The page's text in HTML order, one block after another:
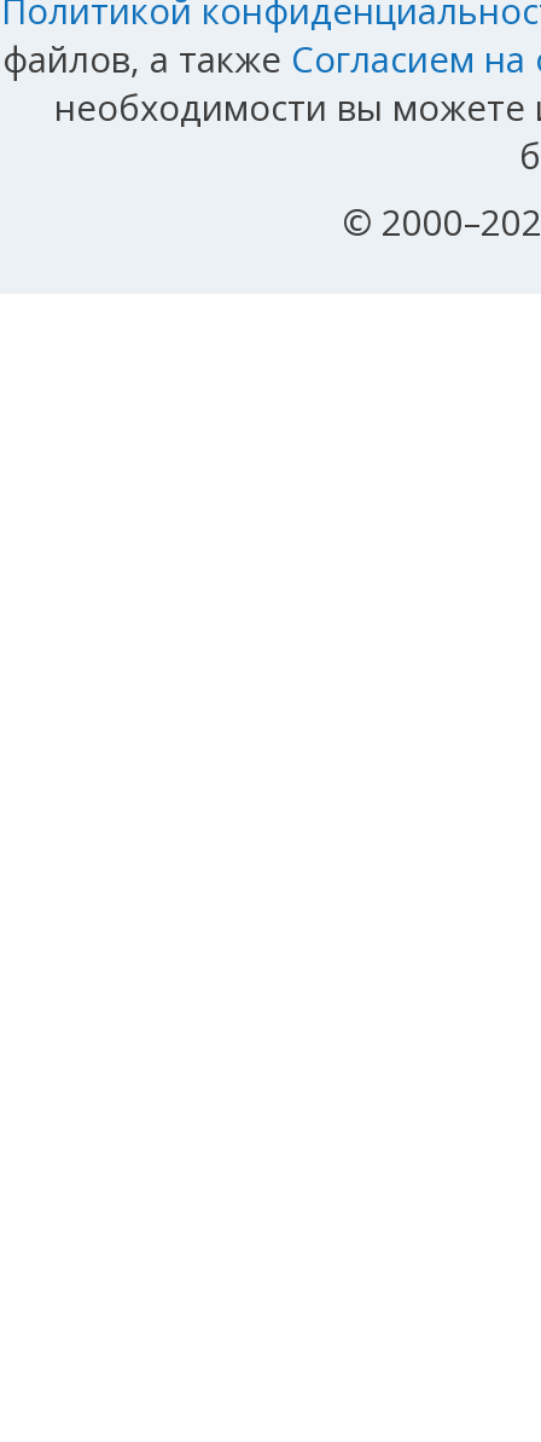
Политикой
файлов, а также Согласием
необходимости вы можете
©